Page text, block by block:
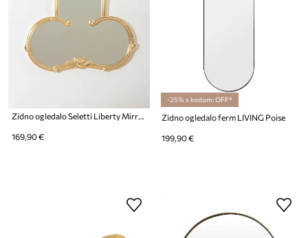
Zidno ogledalo Seletti Liberty Mirror
169,90 €
-25% s kodom: OFF*
Zidno ogledalo ferm LIVING Poise
199,90 €